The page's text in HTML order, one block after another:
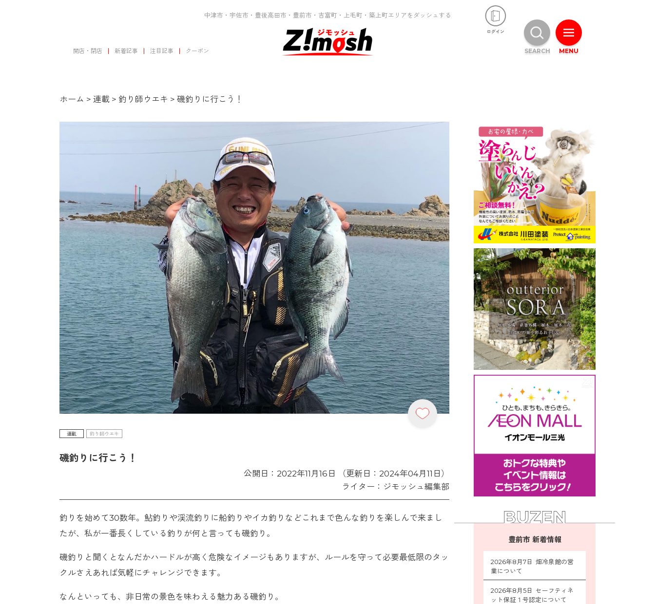
中津市・宇佐市・豊後高田市・豊前市・吉富町・上毛町・築上町エリアをダッシュする
開店・閉店 新着記事 注目記事 クーポン
ホーム > 連載 > 釣り師ウエキ > 磯釣りに行こう！
連載 釣り師ウエキ
磯釣りに行こう！
公開日：2022年11月16日 （更新日：2024年04月11日）
ライター：ジモッシュ編集部
釣りを始めて30数年。鮎釣りや渓流釣りに船釣りやイカ釣りなどこれまで色んな釣りを楽しんで来まし
たが、私が一番長くしている釣りが何と言っても磯釣り。
磯釣りと聞くとなんだかハードルが高く危険なイメージもありますが、ルールを守って必要最低限のタッ
クルさえあれば気軽にチャレンジできます。
なんといっても、非日常の景色を味わえる魅力ある磯釣り。
豊前市 新着情報
2026年8月7日 畑冷泉館の営
業について
2026年8月5日 セーフティネ
ット保証１号認定について
MENU
SEARCH